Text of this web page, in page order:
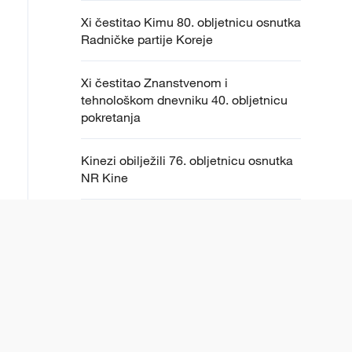
Xi čestitao Kimu 80. obljetnicu osnutka
Radničke partije Koreje
Xi čestitao Znanstvenom i
tehnološkom dnevniku 40. obljetnicu
pokretanja
Kinezi obilježili 76. obljetnicu osnutka
NR Kine